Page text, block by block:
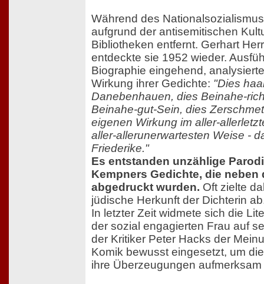
Während des
aufgrund der antisemitischen
Bibliotheken entfernt. Gerhart
entdeckte sie 1952 wieder.
Biographie eingehend,
Wirkung ihrer Gedichte: "Dies
Danebenhauen, dies Beinahe-
Beinahe-gut-Sein, dies
eigenen Wirkung im aller-
aller-allerunerwartesten Weise -
Friederike."
Es entstanden unzählige
Kempners Gedichte, die neben
abgedruckt wurden. Oft zielte
jüdische Herkunft der Dichterin
In letzter Zeit widmete sich die
der sozial engagierten Frau auf
der Kritiker Peter Hacks der
Komik bewusst eingesetzt, um
ihre Überzeugungen